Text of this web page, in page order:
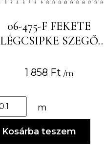
06-475-F FEKETE
LÉGCSIPKE SZEGŐ
1 858 Ft /m
m
Kosárba teszem